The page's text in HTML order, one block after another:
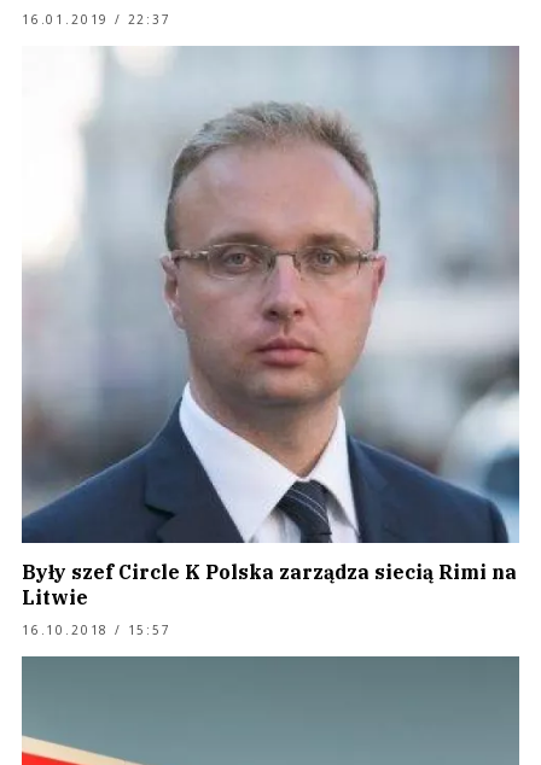
16.01.2019 / 22:37
Były szef Circle K Polska zarządza siecią Rimi na
Litwie
16.10.2018 / 15:57